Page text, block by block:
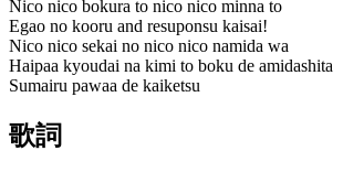
Nico nico bokura to nico nico minna to
Egao no kooru and resuponsu kaisai!
Nico nico sekai no nico nico namida wa
Haipaa kyoudai na kimi to boku de amidashita
Sumairu pawaa de kaiketsu
歌詞